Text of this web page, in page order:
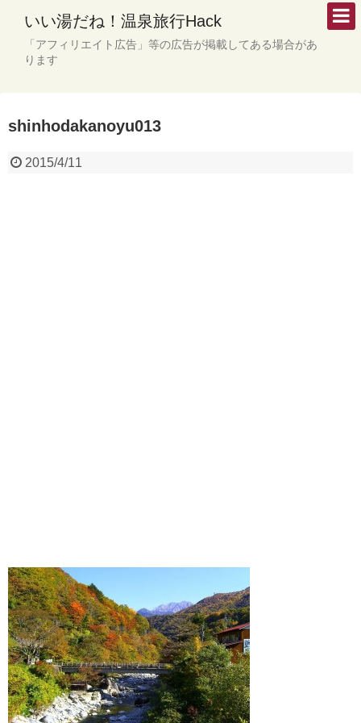
いい湯だね！温泉旅行Hack
「アフィリエイト広告」等の広告が掲載してある場合があ
ります
shinhodakanoyu013
2015/4/11